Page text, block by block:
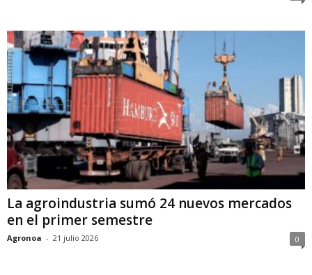
La agroindustria sumó 24 nuevos mercados
en el primer semestre
Agronoa - 21 julio 2026 0